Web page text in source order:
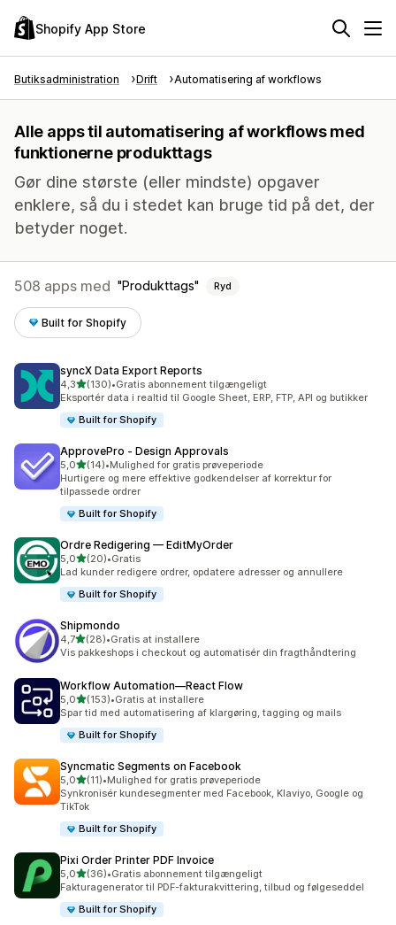
Shopify App Store
Butiksadministration Drift Automatisering af workflows
Alle apps til automatisering af workflows med
funktionerne produkttags
Gør dine største (eller mindste) opgaver
enklere, så du i stedet kan bruge tid på det, der
betyder noget.
508 apps med Produkttags Ryd
Built for Shopify
syncX Data Export Reports
4,3ud af 5 stjerner
(130)
130 anmeldelser i alt
•Gratis abonnement tilgængeligt
Eksportér data i realtid til Google Sheet, ERP, FTP, API og butikker
Built for Shopify
ApprovePro ‑ Design Approvals
5,0ud af 5 stjerner
(14)
14 anmeldelser i alt
•Mulighed for gratis prøveperiode
Hurtigere og mere effektive godkendelser af korrektur for
tilpassede ordrer
Built for Shopify
Ordre Redigering — EditMyOrder
5,0ud af 5 stjerner
(20)
20 anmeldelser i alt
•Gratis
Lad kunder redigere ordrer, opdatere adresser og annullere
Built for Shopify
Shipmondo
4,7ud af 5 stjerner
(28)
28 anmeldelser i alt
•Gratis at installere
Vis pakkeshops i checkout og automatisér din fragthåndtering
Workflow Automation—React Flow
5,0ud af 5 stjerner
(153)
153 anmeldelser i alt
•Gratis at installere
Spar tid med automatisering af klargøring, tagging og mails
Built for Shopify
Syncmatic Segments on Facebook
5,0ud af 5 stjerner
(11)
11 anmeldelser i alt
•Mulighed for gratis prøveperiode
Synkronisér kundesegmenter med Facebook, Klaviyo, Google og
TikTok
Built for Shopify
Pixi Order Printer PDF Invoice
5,0ud af 5 stjerner
(36)
36 anmeldelser i alt
•Gratis abonnement tilgængeligt
Fakturagenerator til PDF-fakturakvittering, tilbud og følgeseddel
Built for Shopify